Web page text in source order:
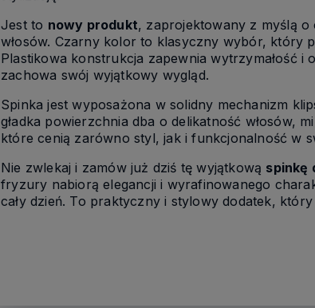
Jest to nowy produkt, zaprojektowany z myślą
włosów. Czarny kolor to klasyczny wybór, który
Plastikowa konstrukcja zapewnia wytrzymałość i
zachowa swój wyjątkowy wygląd.
Spinka jest wyposażona w solidny mechanizm
gładka powierzchnia dba o delikatność włosów,
które cenią zarówno styl, jak i funkcjonalność w
Nie zwlekaj i zamów już dziś tę wyjątkową spinkę
fryzury nabiorą elegancji i wyrafinowanego
cały dzień. To praktyczny i stylowy dodatek,